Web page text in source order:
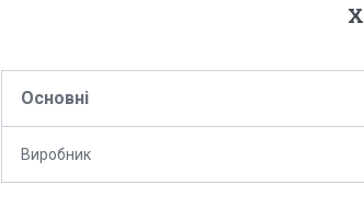
Основні
Виробник